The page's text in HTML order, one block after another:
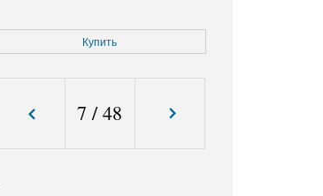
Купить
7 /48